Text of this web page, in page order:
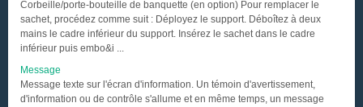
Corbeille/porte-bouteille de banquette (en option) Pour remplacer le
sachet, procédez comme suit : Déployez le support. Déboîtez à deux
mains le cadre inférieur du support. Insérez le sachet dans le cadre
inférieur puis embo&i ...
Message
Message texte sur l'écran d'information. Un témoin d'avertissement,
d'information ou de contrôle s'allume et en même temps, un message